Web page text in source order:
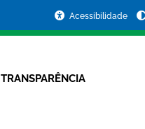
Acessibilidade
TRANSPARÊNCIA